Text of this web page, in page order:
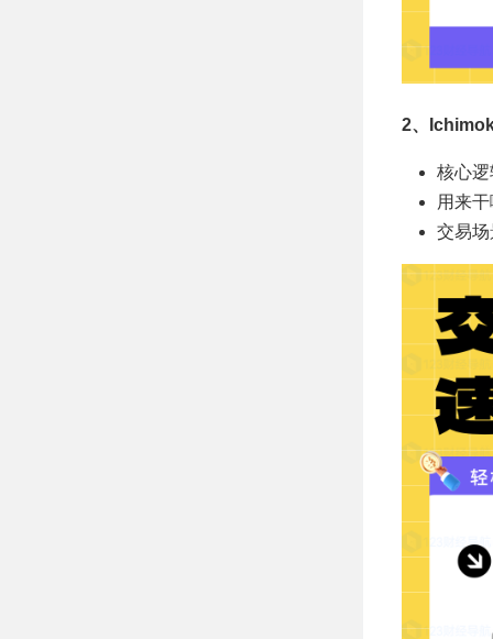
2、
核心
用来
交易